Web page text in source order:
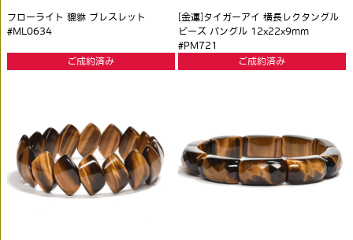
フローライト 貔貅 ブレスレット
#ML0634
ご成約済み
[金運]タイガーアイ 横長レクタングル
ビーズ バングル 12x22x9mm
#PM721
ご成約済み